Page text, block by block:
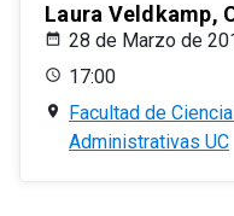
Laura Veldkamp,
28 de Marzo de
17:00
Facultad de
Administrativas UC